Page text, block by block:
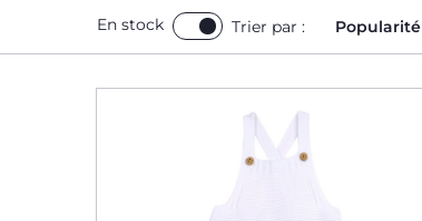
En stock Trier par : Popularité